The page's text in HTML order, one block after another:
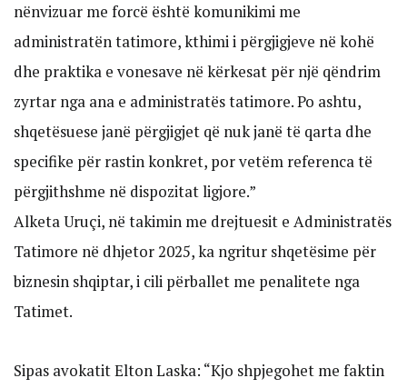
nënvizuar me forcë është komunikimi me
administratën tatimore, kthimi i përgjigjeve në kohë
dhe praktika e vonesave në kërkesat për një qëndrim
zyrtar nga ana e administratës tatimore. Po ashtu,
shqetësuese janë përgjigjet që nuk janë të qarta dhe
specifike për rastin konkret, por vetëm referenca të
përgjithshme në dispozitat ligjore.”
Alketa Uruçi, në takimin me drejtuesit e Administratës
Tatimore në dhjetor 2025, ka ngritur shqetësime për
biznesin shqiptar, i cili përballet me penalitete nga
Tatimet.
Sipas avokatit Elton Laska: “Kjo shpjegohet me faktin